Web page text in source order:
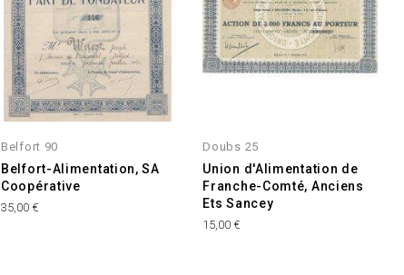
Belfort 90
Belfort-Alimentation, SA
Coopérative
Prix
35,00 €
Doubs 25
Union d'Alimentation de
Franche-Comté, Anciens
Ets Sancey
Prix
15,00 €